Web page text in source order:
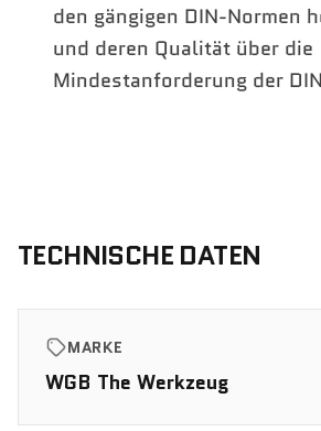
den gängigen DIN-Normen
und deren Qualität über die
Mindestanforderung der
TECHNISCHE DATEN
MARKE
WGB The Werkzeug